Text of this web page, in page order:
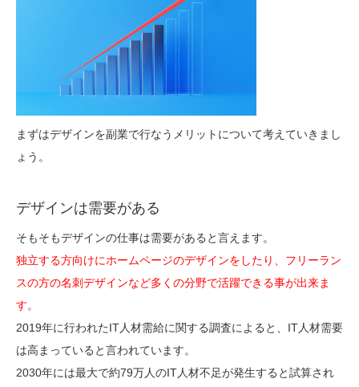
まずはデザインを副業で行なうメリットについて考えていきまし
ょう。
デザインは需要がある
そもそもデザインの仕事は需要があると言えます。
独立する方向けにホームページのデザインをしたり、フリーラン
スの方の名刺デザインなど多くの分野で活躍できる事が出来ま
す。
2019年に行われたIT人材需給に関する調査によると、IT人材需要
は高まっていると言われています。
2030年には最大で約79万人のIT人材不足が発生すると試算され